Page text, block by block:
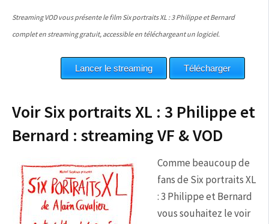
Streaming VOD vous présente le film Six portraits XL : 3 Philippe et Bernard
complet en streaming gratuit, accessible en téléchargeant un logiciel.
Voir Six portraits XL : 3 Philippe et
Bernard : streaming VF & VOD
Comme beaucoup de
fans de Six portraits XL
: 3 Philippe et Bernard
vous souhaitez le voir